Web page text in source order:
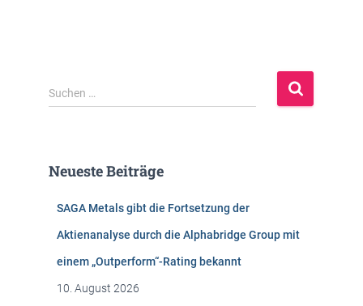
S
u
n
Suchen …
Neueste Beiträge
SAGA Metals gibt die Fortsetzung der
Aktienanalyse durch die Alphabridge Group mit
einem „Outperform“-Rating bekannt
10. August 2026